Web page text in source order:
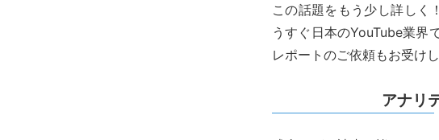
この話題をもう少し詳し
うすぐ日本のYouTube業界
レポートのご依頼もお受け
アナリ